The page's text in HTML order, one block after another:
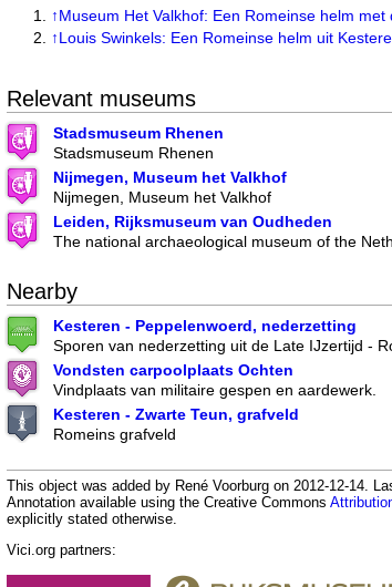
↑Museum Het Valkhof: Een Romeinse helm met
↑Louis Swinkels: Een Romeinse helm uit
Relevant museums
Stadsmuseum Rhenen
Stadsmuseum Rhenen
Nijmegen, Museum het Valkhof
Nijmegen, Museum het Valkhof
Leiden, Rijksmuseum van Oudheden
The national archaeological museum of the
Nearby
Kesteren - Peppelenwoerd, nederzetting
Sporen van nederzetting uit de Late IJzertijd -
Vondsten carpoolplaats Ochten
Vindplaats van militaire gespen en aardewerk.
Kesteren - Zwarte Teun, grafveld
Romeins grafveld
This object was added by René Voorburg on 2012-12-14.
Annotation available using the Creative Commons
explicitly stated otherwise.
Vici.org partners: